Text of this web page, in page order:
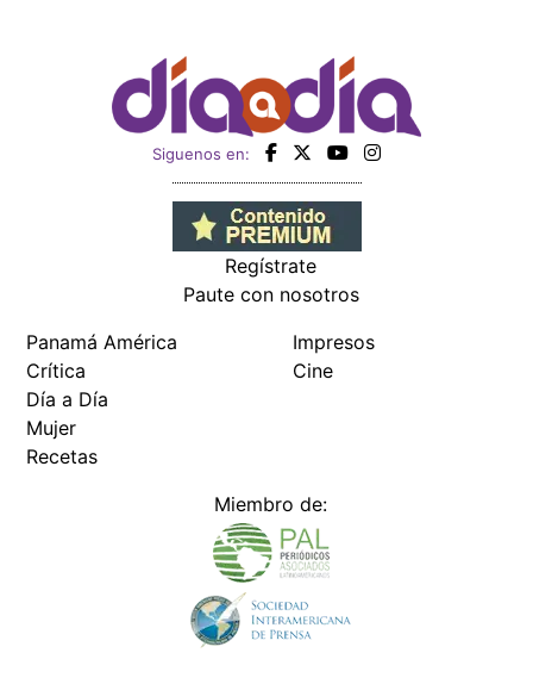
Siguenos en:
Regístrate
Paute con nosotros
Panamá América
Crítica
Día a Día
Mujer
Recetas
Impresos
Cine
Miembro de: